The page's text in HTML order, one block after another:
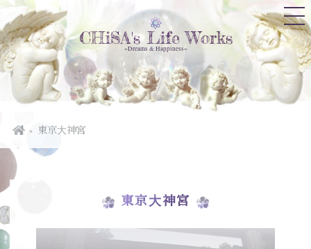
CHiSA's Life Works
~Dreams & Happiness~
東京大神宮
東京大神宮